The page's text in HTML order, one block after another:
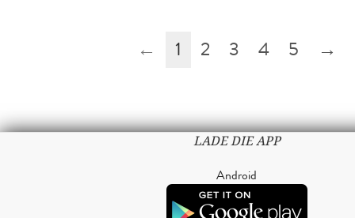
← 1 2 3 4 5 →
LADE DIE APP
Android